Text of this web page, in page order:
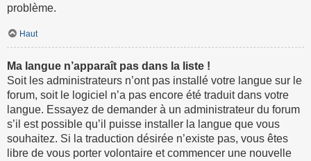
problème.
Haut
Ma langue n’apparaît pas dans la liste !
Soit les administrateurs n’ont pas installé votre langue sur le
forum, soit le logiciel n’a pas encore été traduit dans votre
langue. Essayez de demander à un administrateur du forum
s’il est possible qu’il puisse installer la langue que vous
souhaitez. Si la traduction désirée n’existe pas, vous êtes
libre de vous porter volontaire et commencer une nouvelle